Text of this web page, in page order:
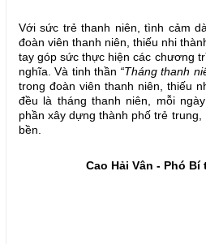
Với sức trẻ thanh niên, tình cảm
đoàn viên thanh niên, thiếu nhi
tay góp sức thực hiện các chương
nghĩa. Và tinh thần “Tháng thanh
trong đoàn viên thanh niên, thiếu
đều là tháng thanh niên, mỗi
phần xây dựng thành phố trẻ
bền.
Cao Hải Vân - Phó